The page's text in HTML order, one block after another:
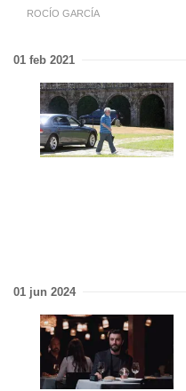
ROCÍO GARCÍA
01 feb 2021
01 jun 2024